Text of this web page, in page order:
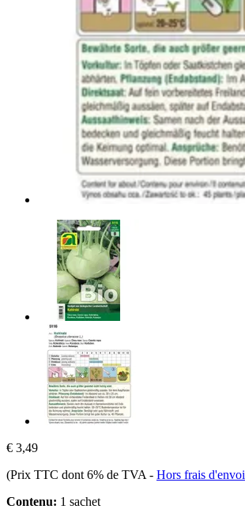
€ 3,49
(Prix TTC dont 6% de TVA - Hors frais d'envoi
Contenu: 1 sachet